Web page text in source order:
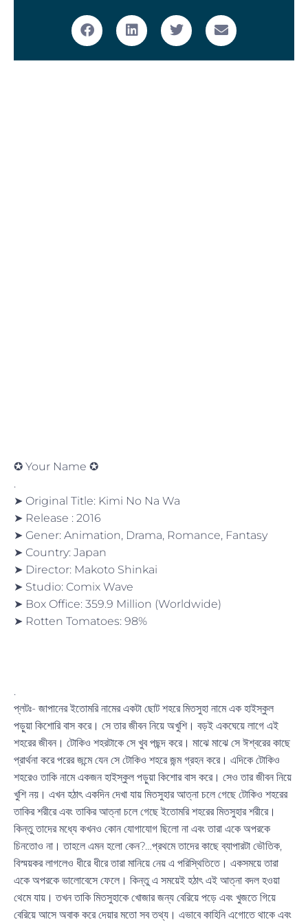
✪ Your Name ✪
.
➤ Original Title: Kimi No Na Wa
➤ Release : 2016
➤ Gener: Animation, Drama, Romance, Fantasy
➤ Country: Japan
➤ Director: Makoto Shinkai
➤ Studio: Comix Wave
➤ Box Office: 359.9 Million (Worldwide)
➤ Rotten Tomatoes: 98%
.
প্লটঃ- জাপানের ইতোমরি নামের একটা ছোট শহরে মিতসুহা নামে এক হাইস্কুল
পড়ুয়া কিশোরি বাস করে। সে তার জীবন নিয়ে অখুশি। বড়ই একঘেয়ে লাগে এই
শহরের জীবন। টোকিও শহরটাকে সে খুব পছন্দ করে। মাঝে মাঝে সে ঈশ্বরের কাছে
প্রার্থনা করে পরের জন্মে যেন সে টোকিও শহরে জন্ম গ্রহন করে। এদিকে টোকিও
শহরেও তাকি নামে একজন হাইস্কুল পড়ুয়া কিশোর বাস করে। সেও তার জীবন নিয়ে
খুশি নয়। এখন হঠাৎ একদিন দেখা যায় মিতসুহার আত্না চলে গেছে টোকিও শহরের
তাকির শরীরে এবং তাকির আত্না চলে গেছে ইতোমরি শহরের মিতসুহার শরীরে।
কিন্তু তাদের মধ্যে কখনও কোন যোগাযোগ ছিলো না এবং তারা একে অপরকে
চিনতোও না। তাহলে এমন হলো কেন?…প্রথমে তাদের কাছে ব্যাপারটা ভৌতিক,
বিস্ময়কর লাগলেও ধীরে ধীরে তারা মানিয়ে নেয় এ পরিস্থিতিতে। একসময়ে তারা
একে অপরকে ভালোবেসে ফেলে। কিন্তু এ সময়েই হঠাৎ এই আত্না বদল হওয়া
থেমে যায়। তখন তাকি মিতসুহাকে খোজার জন্য বেরিয়ে পড়ে এবং খুজতে গিয়ে
বেরিয়ে আসে অবাক করে দেয়ার মতো সব তথ্য। এভাবে কাহিনি এগোতে থাকে এবং